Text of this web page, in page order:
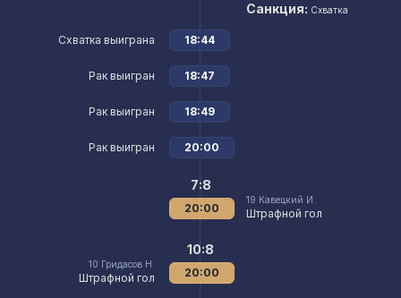
Санкция: Схватка
Схватка выиграна 18:44
Рак выигран 18:47
Рак выигран 18:49
Рак выигран 20:00
19 Кавецкий И.
Штрафной гол
7:8
20:00
10 Гридасов Н.
Штрафной гол
10:8
20:00